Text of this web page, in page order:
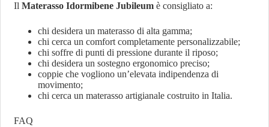
IlMaterasso Idormibene Jubileum è consigliato a:
chi desidera un materasso di alta gamma;
chi cerca un comfort completamente personalizzabile;
chi soffre di punti di pressione durante il riposo;
chi desidera un sostegno ergonomico preciso;
coppie che vogliono un’elevata indipendenza di
movimento;
chi cerca un materasso artigianale costruito in Italia.
FAQ